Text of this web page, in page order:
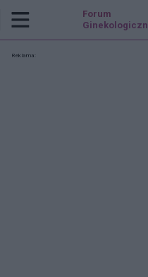
Forum
Reklama: